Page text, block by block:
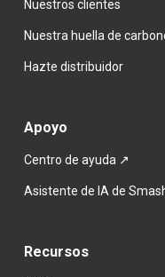
Nuestros clientes
Nuestra huella de
Hazte distribuidor
Apoyo
Centro de ayuda ↗
Asistente de IA de
Recursos